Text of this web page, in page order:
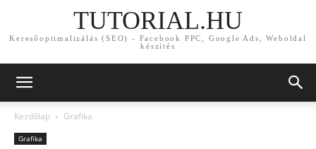
TUTORIAL.HU
Keresőoptimalizálás (SEO) - Facebook PPC, Google Ads, Weboldal
készítés
Kezdőlap Grafika
Grafika